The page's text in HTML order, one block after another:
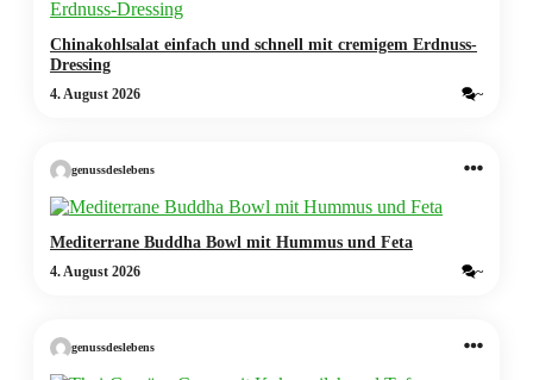
Chinakohlsalat einfach und schnell mit cremigem Erdnuss-
Dressing
4. August 2026 ~
genussdeslebens
Mediterrane Buddha Bowl mit Hummus und Feta
4. August 2026 ~
genussdeslebens